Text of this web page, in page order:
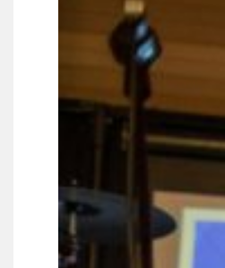
Beleidsplan Jeugd
Keepersopleiding
Partnerclub van Ajax
Zakelijk
LED-boarding NIEUW!
Heeren van Ter Specke
Maatschappelijke bijdrage
Steun bij contributie